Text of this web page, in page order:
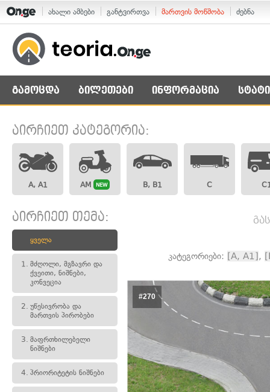
ახალი ამბები განტვირთვა მართვის მოწმობა ძებნა
გამოცდა ბილეთები ინფორმაცია
აირჩიეთ კატეგორია:
A, A1 AM NEW B, B1 C
აირჩიეთ თემა:
ყველა
1. მძღოლი, მგზავრი და
ქვეითი, ნიშნები,
კონვეცია
2. უწესივრობა და
მართვის პირობები
3. მაფრთხილებელი
ნიშნები
4. პრიორიტეტის ნიშნები
კატეგორიები: [A, A1],
#270